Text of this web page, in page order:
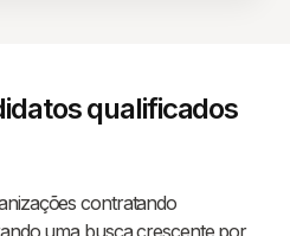
qualificados
contratando
uma busca crescente por